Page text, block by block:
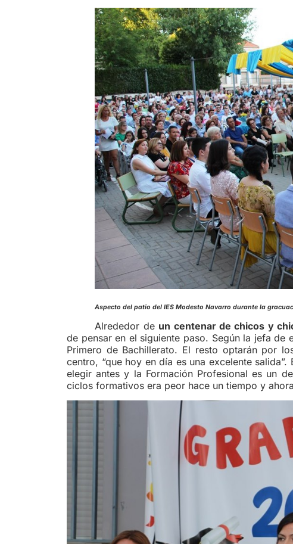
Aspecto del patio del IES Modesto
Alrededor de un centenar de chicos y
de pensar en el siguiente paso. Según la jefa
Primero de Bachillerato. El resto optarán por
centro, “que hoy en día es una excelente
elegir antes y la Formación Profesional es un
ciclos formativos era peor hace un tiempo y